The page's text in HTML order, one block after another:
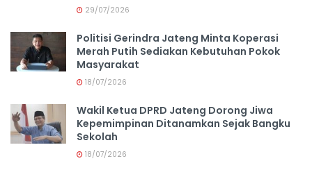
29/07/2026
Politisi Gerindra Jateng Minta Koperasi
Merah Putih Sediakan Kebutuhan Pokok
Masyarakat
18/07/2026
Wakil Ketua DPRD Jateng Dorong Jiwa
Kepemimpinan Ditanamkan Sejak Bangku
Sekolah
18/07/2026